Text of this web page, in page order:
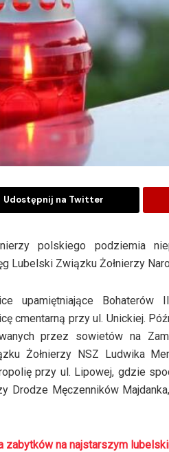
Udostępnij na Twitter
polskiego podziemia
Lubelski Związku Żołnierzy
upamiętniające
cmentarną przy ul. Unickiej.
przez sowietów na
Żołnierzy NSZ Ludwika
przy ul. Lipowej, gdzie
Drodze Męczenników
na najstarszym